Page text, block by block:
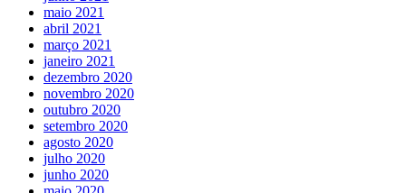
maio 2021
abril 2021
março 2021
janeiro 2021
dezembro 2020
novembro 2020
outubro 2020
setembro 2020
agosto 2020
julho 2020
junho 2020